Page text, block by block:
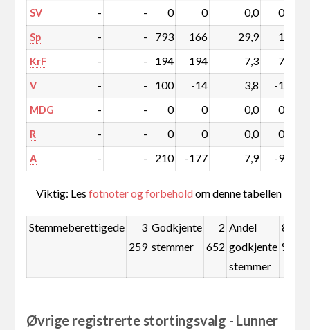
SV - - 0 0 0,0 0,0
Sp - - 793 166 29,9 1,9
KrF - - 194 194 7,3 7,3
V - - 100 -14 3,8 -1,3
MDG - - 0 0 0,0 0,0
R - - 0 0 0,0 0,0
A - - 210 -177 7,9 -9,4
Viktig: Lesfotnoter og forbeholdom denne tabellen
Stemmeberettigede
3
259
Godkjente
stemmer
2
652
Andel
godkjente
stemmer
81,4
%
Øvrige registrerte stortingsvalg - Lunner